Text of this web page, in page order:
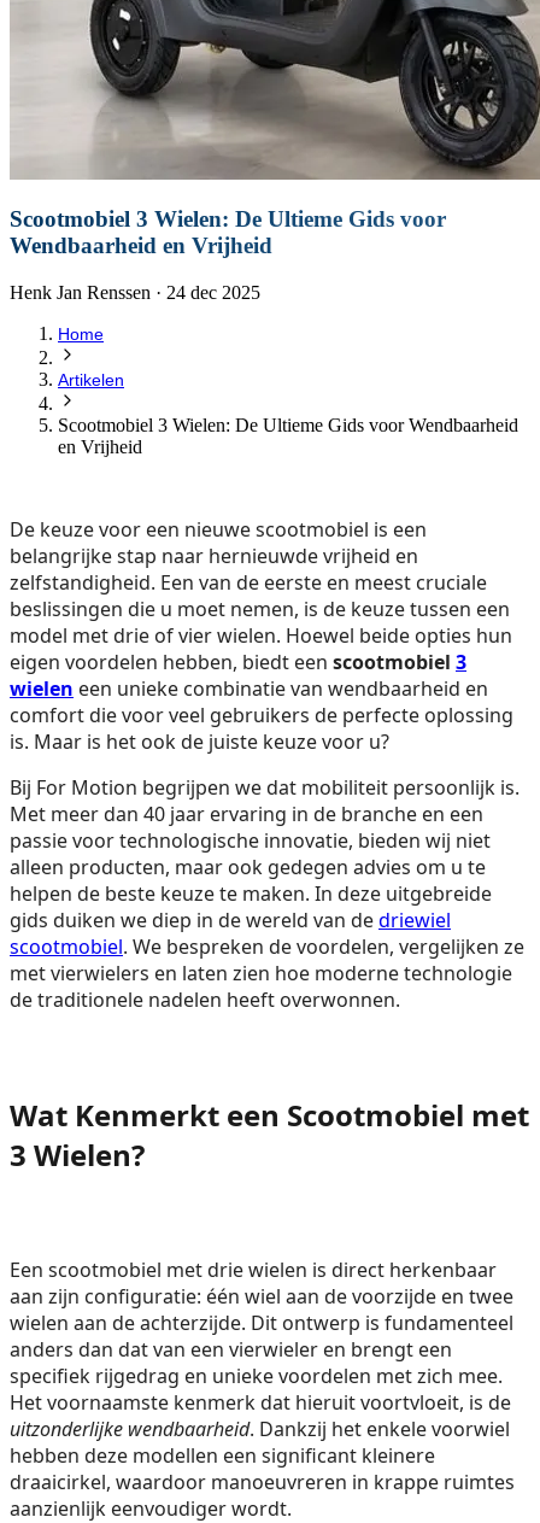
Scootmobiel 3 Wielen: De Ultieme Gids voor
Wendbaarheid en Vrijheid
Henk Jan Renssen · 24 dec 2025
Home
Artikelen
Scootmobiel 3 Wielen: De Ultieme Gids voor Wendbaarheid
en Vrijheid
De keuze voor een nieuwe scootmobiel is een
belangrijke stap naar hernieuwde vrijheid en
zelfstandigheid. Een van de eerste en meest cruciale
beslissingen die u moet nemen, is de keuze tussen een
model met drie of vier wielen. Hoewel beide opties hun
eigen voordelen hebben, biedt een scootmobiel 3
wielen een unieke combinatie van wendbaarheid en
comfort die voor veel gebruikers de perfecte oplossing
is. Maar is het ook de juiste keuze voor u?
Bij For Motion begrijpen we dat mobiliteit persoonlijk is.
Met meer dan 40 jaar ervaring in de branche en een
passie voor technologische innovatie, bieden wij niet
alleen producten, maar ook gedegen advies om u te
helpen de beste keuze te maken. In deze uitgebreide
gids duiken we diep in de wereld van dedriewiel
scootmobiel. We bespreken de voordelen, vergelijken ze
met vierwielers en laten zien hoe moderne technologie
de traditionele nadelen heeft overwonnen.
Wat Kenmerkt een Scootmobiel met
3 Wielen?
Een scootmobiel met drie wielen is direct herkenbaar
aan zijn configuratie: één wiel aan de voorzijde en twee
wielen aan de achterzijde. Dit ontwerp is fundamenteel
anders dan dat van een vierwieler en brengt een
specifiek rijgedrag en unieke voordelen met zich mee.
Het voornaamste kenmerk dat hieruit voortvloeit, is de
uitzonderlijke wendbaarheid. Dankzij het enkele voorwiel
hebben deze modellen een significant kleinere
draaicirkel, waardoor manoeuvreren in krappe ruimtes
aanzienlijk eenvoudiger wordt.